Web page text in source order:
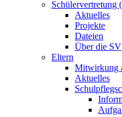
Schülervertretung
Aktuelles
Projekte
Dateien
Über die SV
Eltern
Mitwirkung
Aktuelles